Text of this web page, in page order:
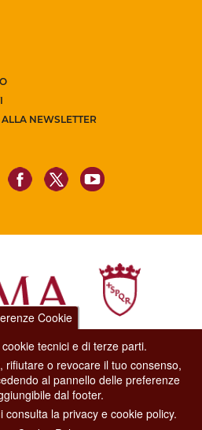
NEWSLETTER
Sport, Turismo e Moda.
Cookie
tecnici e di terze parti.
rifiutare o revocare il tuo consenso,
al pannello delle preferenze
dal footer.
consulta la privacy e cookie policy.